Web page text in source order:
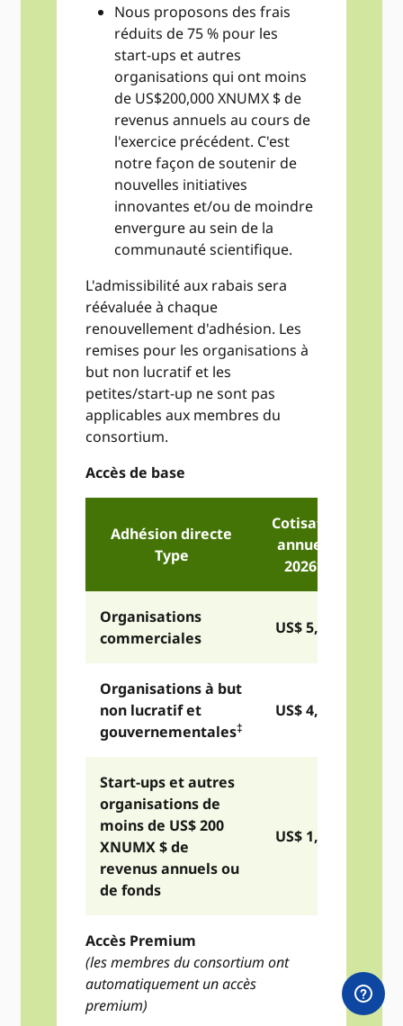
Nous proposons des frais
réduits de 75 % pour les
start-ups et autres
organisations qui ont moins
de US$200,000 XNUMX $ de
revenus annuels au cours de
l'exercice précédent. C'est
notre façon de soutenir de
nouvelles initiatives
innovantes et/ou de moindre
envergure au sein de la
communauté scientifique.
L'admissibilité aux rabais sera
réévaluée à chaque
renouvellement d'adhésion. Les
remises pour les organisations à
but non lucratif et les
petites/start-up ne sont pas
applicables aux membres du
consortium.
Accès de base
Adhésion directe
Type
Cotisation
annuelle
2026**
Organisations
commerciales
US$ 5,975
Organisations à but
non lucratif et
gouvernementales‡
US$ 4,775
Start-ups et autres
organisations de
moins de US$ 200
XNUMX $ de
revenus annuels ou
de fonds
US$ 1,490
Accès Premium
(les membres du consortium ont
automatiquement un accès
premium)